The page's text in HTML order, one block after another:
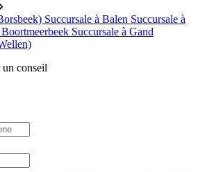
Succursale à Balen Succursale à
Succursale à Gand
conseil